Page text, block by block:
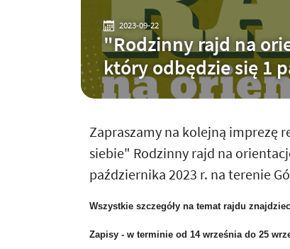
2023-09-22
"Rodzinny rajd na
który odbędzie się 1
Zapraszamy na kolejną imprezę
siebie" Rodzinny rajd na
października 2023 r. na terenie
Wszystkie szczegóły na temat rajdu
Zapisy - w terminie od 14 września do 25